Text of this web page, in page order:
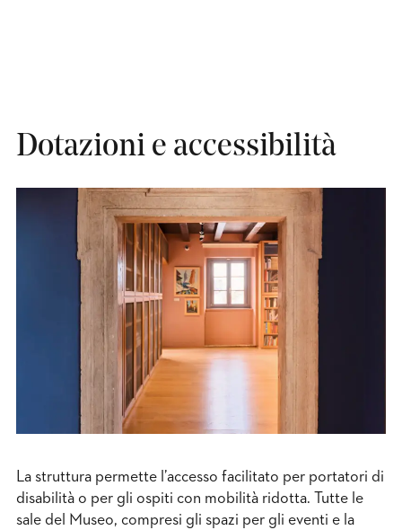
Dotazioni e accessibilità
La struttura permette l’accesso facilitato per portatori di
disabilità o per gli ospiti con mobilità ridotta. Tutte le
sale del Museo, compresi gli spazi per gli eventi e la